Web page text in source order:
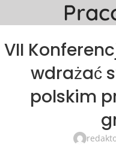
VII
wdrażać
polskim